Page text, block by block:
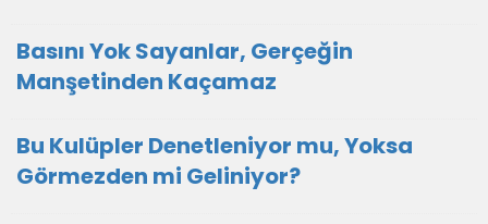
Basını Yok Sayanlar, Gerçeğin
Manşetinden Kaçamaz
Bu Kulüpler Denetleniyor mu, Yoksa
Görmezden mi Geliniyor?